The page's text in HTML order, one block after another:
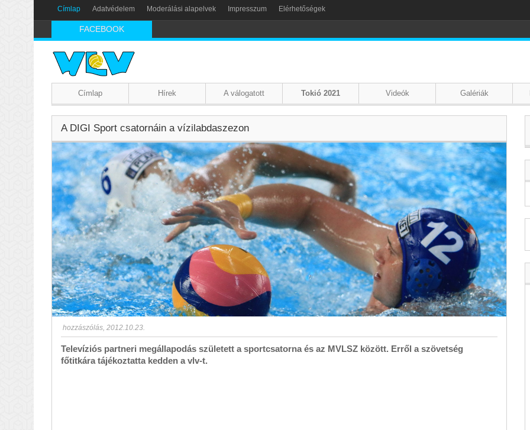
Címlap Adatvédelem Moderálási alapelvek Impresszum Elérhetőségek
FACEBOOK
Címlap Hírek A válogatott Tokió 2021 Videók Galériák
A DIGI Sport csatornáin a vízilabdaszezon
hozzászólás, 2012.10.23.
Televíziós partneri megállapodás született a sportcsatorna és az MVLSZ között. Erről a szövetség
főtitkára tájékoztatta kedden a vlv-t.